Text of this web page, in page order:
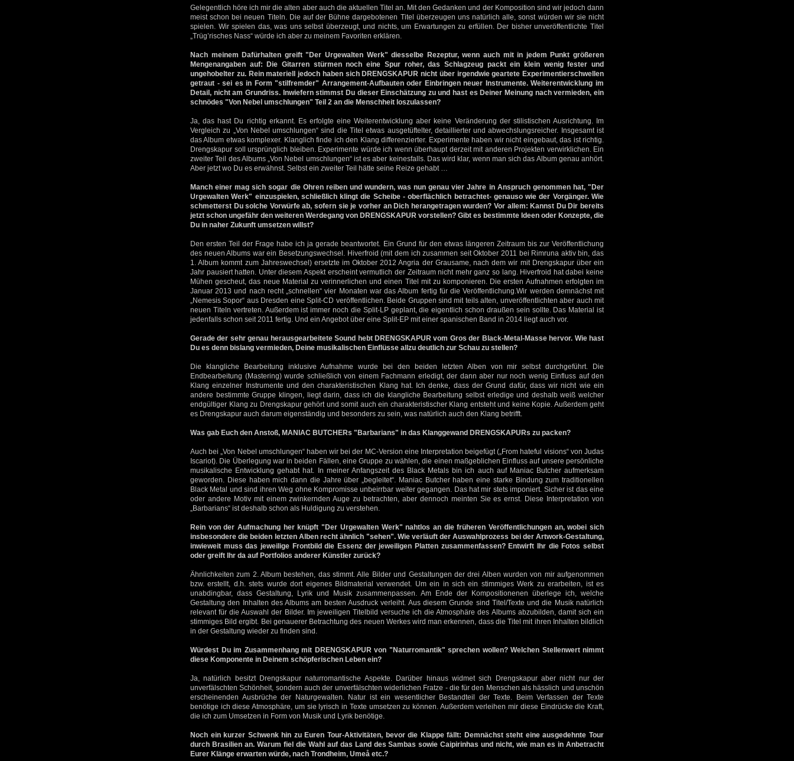
Gelegentlich höre ich mir die alten aber auch die aktuellen Titel an. Mit den Gedanken und der Komposition sind wir jedoch dann
meist schon bei neuen Titeln. Die auf der Bühne dargebotenen Titel überzeugen uns natürlich alle, sonst würden wir sie nicht
spielen. Wir spielen das, was uns selbst überzeugt, und nichts, um Erwartungen zu erfüllen. Der bisher unveröffentlichte Titel
„Trüg’risches Nass“ würde ich aber zu meinem Favoriten erklären.
Nach meinem Dafürhalten greift "Der Urgewalten Werk" diesselbe Rezeptur, wenn auch mit in jedem Punkt größeren
Mengenangaben auf: Die Gitarren stürmen noch eine Spur roher, das Schlagzeug packt ein klein wenig fester und
ungehobelter zu. Rein materiell jedoch haben sich DRENGSKAPUR nicht über irgendwie geartete Experimentierschwellen
getraut - sei es in Form "stilfremder" Arrangement-Aufbauten oder Einbringen neuer Instrumente. Weiterentwicklung im
Detail, nicht am Grundriss. Inwiefern stimmst Du dieser Einschätzung zu und hast es Deiner Meinung nach vermieden, ein
schnödes "Von Nebel umschlungen" Teil 2 an die Menschheit loszulassen?
Ja, das hast Du richtig erkannt. Es erfolgte eine Weiterentwicklung aber keine Veränderung der stilistischen Ausrichtung. Im
Vergleich zu „Von Nebel umschlungen“ sind die Titel etwas ausgetüftelter, detaillierter und abwechslungsreicher. Insgesamt ist
das Album etwas komplexer. Klanglich finde ich den Klang differenzierter. Experimente haben wir nicht eingebaut, das ist richtig.
Drengskapur soll ursprünglich bleiben. Experimente würde ich wenn überhaupt derzeit mit anderen Projekten verwirklichen. Ein
zweiter Teil des Albums „Von Nebel umschlungen“ ist es aber keinesfalls. Das wird klar, wenn man sich das Album genau anhört.
Aber jetzt wo Du es erwähnst. Selbst ein zweiter Teil hätte seine Reize gehabt …
Manch einer mag sich sogar die Ohren reiben und wundern, was nun genau vier Jahre in Anspruch genommen hat, "Der
Urgewalten Werk" einzuspielen, schließlich klingt die Scheibe - oberflächlich betrachtet- genauso wie der Vorgänger. Wie
schmetterst Du solche Vorwürfe ab, sofern sie je vorher an Dich herangetragen wurden? Vor allem: Kannst Du Dir bereits
jetzt schon ungefähr den weiteren Werdegang von DRENGSKAPUR vorstellen? Gibt es bestimmte Ideen oder Konzepte, die
Du in naher Zukunft umsetzen willst?
Den ersten Teil der Frage habe ich ja gerade beantwortet. Ein Grund für den etwas längeren Zeitraum bis zur Veröffentlichung
des neuen Albums war ein Besetzungswechsel. Hiverfroid (mit dem ich zusammen seit Oktober 2011 bei Rimruna aktiv bin, das
1. Album kommt zum Jahreswechsel) ersetzte im Oktober 2012 Angria der Grausame, nach dem wir mit Drengskapur über ein
Jahr pausiert hatten. Unter diesem Aspekt erscheint vermutlich der Zeitraum nicht mehr ganz so lang. Hiverfroid hat dabei keine
Mühen gescheut, das neue Material zu verinnerlichen und einen Titel mit zu komponieren. Die ersten Aufnahmen erfolgten im
Januar 2013 und nach recht „schnellen“ vier Monaten war das Album fertig für die Veröffentlichung.Wir werden demnächst mit
„Nemesis Sopor“ aus Dresden eine Split-CD veröffentlichen. Beide Gruppen sind mit teils alten, unveröffentlichten aber auch mit
neuen Titeln vertreten. Außerdem ist immer noch die Split-LP geplant, die eigentlich schon draußen sein sollte. Das Material ist
jedenfalls schon seit 2011 fertig. Und ein Angebot über eine Split-EP mit einer spanischen Band in 2014 liegt auch vor.
Gerade der sehr genau herausgearbeitete Sound hebt DRENGSKAPUR vom Gros der Black-Metal-Masse hervor. Wie hast
Du es denn bislang vermieden, Deine musikalischen Einflüsse allzu deutlich zur Schau zu stellen?
Die klangliche Bearbeitung inklusive Aufnahme wurde bei den beiden letzten Alben von mir selbst durchgeführt. Die
Endbearbeitung (Mastering) wurde schließlich von einem Fachmann erledigt, der dann aber nur noch wenig Einfluss auf den
Klang einzelner Instrumente und den charakteristischen Klang hat. Ich denke, dass der Grund dafür, dass wir nicht wie ein
andere bestimmte Gruppe klingen, liegt darin, dass ich die klangliche Bearbeitung selbst erledige und deshalb weiß welcher
endgültiger Klang zu Drengskapur gehört und somit auch ein charakteristischer Klang entsteht und keine Kopie. Außerdem geht
es Drengskapur auch darum eigenständig und besonders zu sein, was natürlich auch den Klang betrifft.
Was gab Euch den Anstoß, MANIAC BUTCHERs "Barbarians" in das Klanggewand DRENGSKAPURs zu packen?
Auch bei „Von Nebel umschlungen“ haben wir bei der MC-Version eine Interpretation beigefügt („From hateful visions“ von Judas
Iscariot). Die Überlegung war in beiden Fällen, eine Gruppe zu wählen, die einen maßgeblichen Einfluss auf unsere persönliche
musikalische Entwicklung gehabt hat. In meiner Anfangszeit des Black Metals bin ich auch auf Maniac Butcher aufmerksam
geworden. Diese haben mich dann die Jahre über „begleitet“. Maniac Butcher haben eine starke Bindung zum traditionellen
Black Metal und sind ihren Weg ohne Kompromisse unbeirrbar weiter gegangen. Das hat mir stets imponiert. Sicher ist das eine
oder andere Motiv mit einem zwinkernden Auge zu betrachten, aber dennoch meinten Sie es ernst. Diese Interpretation von
„Barbarians“ ist deshalb schon als Huldigung zu verstehen.
Rein von der Aufmachung her knüpft "Der Urgewalten Werk" nahtlos an die früheren Veröffentlichungen an, wobei sich
insbesondere die beiden letzten Alben recht ähnlich "sehen". Wie verläuft der Auswahlprozess bei der Artwork-Gestaltung,
inwieweit muss das jeweilige Frontbild die Essenz der jeweiligen Platten zusammenfassen? Entwirft Ihr die Fotos selbst
oder greift Ihr da auf Portfolios anderer Künstler zurück?
Ähnlichkeiten zum 2. Album bestehen, das stimmt. Alle Bilder und Gestaltungen der drei Alben wurden von mir aufgenommen
bzw. erstellt, d.h. stets wurde dort eigenes Bildmaterial verwendet. Um ein in sich ein stimmiges Werk zu erarbeiten, ist es
unabdingbar, dass Gestaltung, Lyrik und Musik zusammenpassen. Am Ende der Kompositionenen überlege ich, welche
Gestaltung den Inhalten des Albums am besten Ausdruck verleiht. Aus diesem Grunde sind Titel/Texte und die Musik natürlich
relevant für die Auswahl der Bilder. Im jeweiligen Titelbild versuche ich die Atmosphäre des Albums abzubilden, damit sich ein
stimmiges Bild ergibt. Bei genauerer Betrachtung des neuen Werkes wird man erkennen, dass die Titel mit ihren Inhalten bildlich
in der Gestaltung wieder zu finden sind.
Würdest Du im Zusammenhang mit DRENGSKAPUR von "Naturromantik" sprechen wollen? Welchen Stellenwert nimmt
diese Komponente in Deinem schöpferischen Leben ein?
Ja, natürlich besitzt Drengskapur naturromantische Aspekte. Darüber hinaus widmet sich Drengskapur aber nicht nur der
unverfälschten Schönheit, sondern auch der unverfälschten widerlichen Fratze - die für den Menschen als hässlich und unschön
erscheinenden Ausbrüche der Naturgewalten. Natur ist ein wesentlicher Bestandteil der Texte. Beim Verfassen der Texte
benötige ich diese Atmosphäre, um sie lyrisch in Texte umsetzen zu können. Außerdem verleihen mir diese Eindrücke die Kraft,
die ich zum Umsetzen in Form von Musik und Lyrik benötige.
Noch ein kurzer Schwenk hin zu Euren Tour-Aktivitäten, bevor die Klappe fällt: Demnächst steht eine ausgedehnte Tour
durch Brasilien an. Warum fiel die Wahl auf das Land des Sambas sowie Caipirinhas und nicht, wie man es in Anbetracht
Eurer Klänge erwarten würde, nach Trondheim, Umeå etc.?